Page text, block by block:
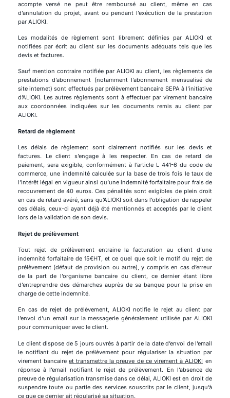
acompte versé ne peut être remboursé au client, même en cas
d’annulation du projet, avant ou pendant l’exécution de la prestation
par ALIOKI.
Les modalités de règlement sont librement définies par ALIOKI et
notifiées par écrit au client sur les documents adéquats tels que les
devis et factures.
Sauf mention contraire notifiée par ALIOKI au client, les règlements de
prestations d’abonnement (notamment l’abonnement mensualisé de
site internet) sont effectués par prélèvement bancaire SEPA à l’initiative
d’ALIOKI. Les autres règlements sont à effectuer par virement bancaire
aux coordonnées indiquées sur les documents remis au client par
ALIOKI.
Retard de règlement
Les délais de règlement sont clairement notifiés sur les devis et
factures. Le client s’engage à les respecter. En cas de retard de
paiement, sera exigible, conformément à l’article L 441-6 du code de
commerce, une indemnité calculée sur la base de trois fois le taux de
l’intérêt légal en vigueur ainsi qu’une indemnité forfaitaire pour frais de
recouvrement de 40 euros. Ces pénalités sont exigibles de plein droit
en cas de retard avéré, sans qu’ALIOKI soit dans l’obligation de rappeler
ces délais, ceux-ci ayant déjà été mentionnés et acceptés par le client
lors de la validation de son devis.
Rejet de prélèvement
Tout rejet de prélèvement entraine la facturation au client d’une
indemnité forfaitaire de 15€HT, et ce quel que soit le motif du rejet de
prélèvement (défaut de provision ou autre), y compris en cas d’erreur
de la part de l’organisme bancaire du client, ce dernier étant libre
d’entreprendre des démarches auprès de sa banque pour la prise en
charge de cette indemnité.
En cas de rejet de prélèvement, ALIOKI notifie le rejet au client par
l’envoi d’un email sur la messagerie généralement utilisée par ALIOKI
pour communiquer avec le client.
Le client dispose de 5 jours ouvrés à partir de la date d’envoi de l’email
le notifiant du rejet de prélèvement pour régulariser la situation par
virement bancaire et transmettre la preuve de ce virement à ALIOKI en
réponse à l’email notifiant le rejet de prélèvement. En l’absence de
preuve de régularisation transmise dans ce délai, ALIOKI est en droit de
suspendre toute ou partie des services souscrits par le client, jusqu’à
ce que ce dernier ait régularisé sa situation.